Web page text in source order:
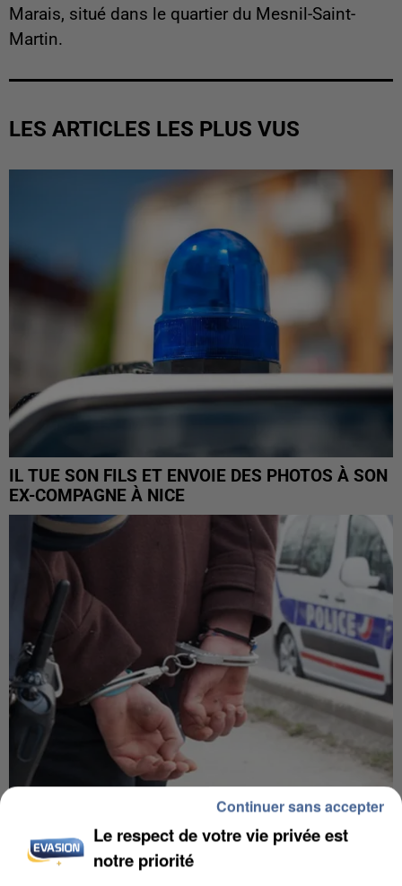
Marais, situé dans le quartier du Mesnil-Saint-
Martin.
LES ARTICLES LES PLUS VUS
IL TUE SON FILS ET ENVOIE DES PHOTOS À SON
EX-COMPAGNE À NICE
L’UN DES FONDATEURS SUPPOSÉS DE LA DZ
MAFIA INTERPELLÉ EN ALGÉRIE
Le respect de votre vie privée est
notre priorité
Continuer sans accepter